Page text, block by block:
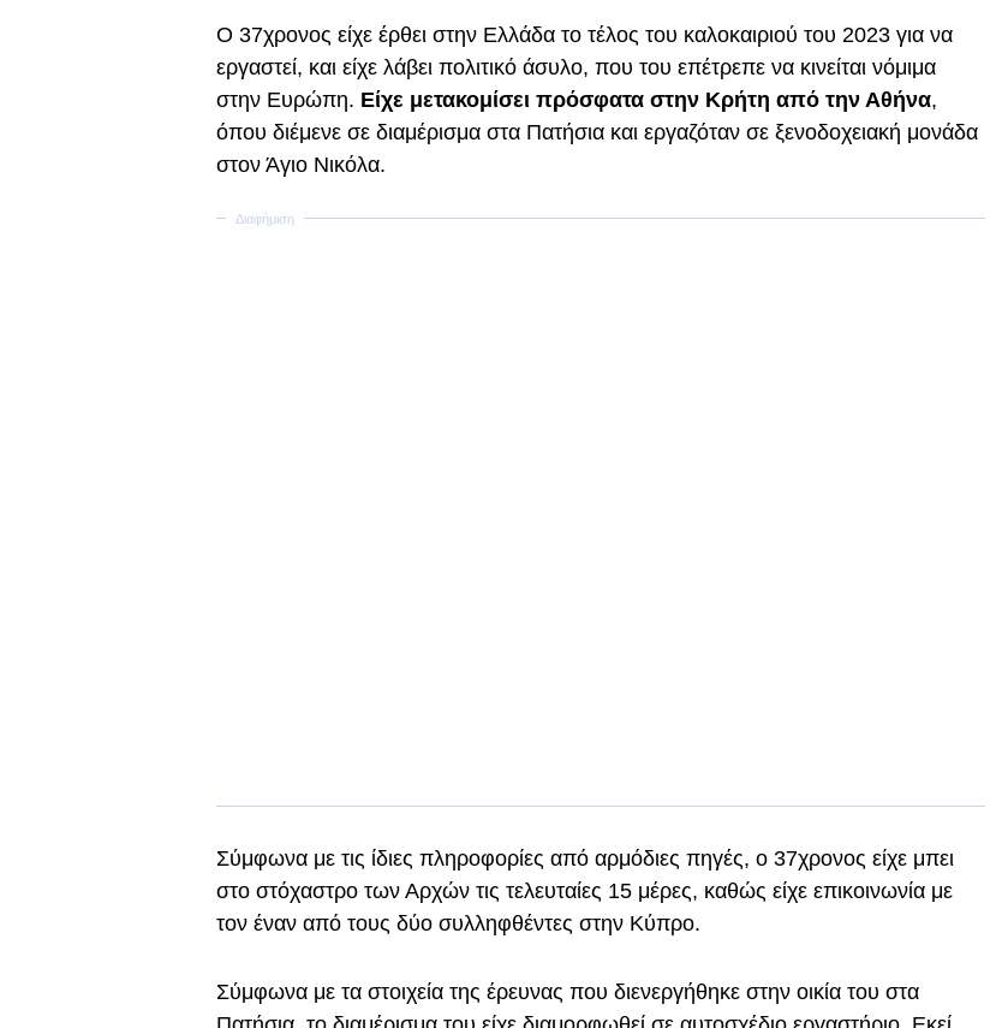
Ο 37χρονος είχε έρθει στην Ελλάδα το τέλος του καλοκαιριού του 2023 για να
εργαστεί, και είχε λάβει πολιτικό άσυλο, που του επέτρεπε να κινείται νόμιμα
στην Ευρώπη. Eίχε μετακομίσει πρόσφατα στην Κρήτη από την Αθήνα,
όπου διέμενε σε διαμέρισμα στα Πατήσια και εργαζόταν σε ξενοδοχειακή μονάδα
στον Άγιο Νικόλα.
Σύμφωνα με τις ίδιες πληροφορίες από αρμόδιες πηγές, ο 37χρονος είχε μπει
στο στόχαστρο των Αρχών τις τελευταίες 15 μέρες, καθώς είχε επικοινωνία με
τον έναν από τους δύο συλληφθέντες στην Κύπρο.
Σύμφωνα με τα στοιχεία της έρευνας που διενεργήθηκε στην οικία του στα